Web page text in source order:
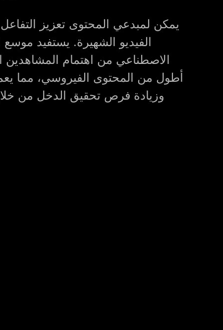
يمكن لمبدعي المحتوى تعزيز
الفيديو الشهيرة. يستفيد موسع
الاصطناعي من اهتمام المشاهدين
أطول من المحتوى الفيروسي، مما
وزيادة فرص تحقيق الدخل من